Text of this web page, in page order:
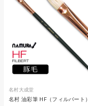
名村大成堂
名村 油彩筆 HF（フィルバート）